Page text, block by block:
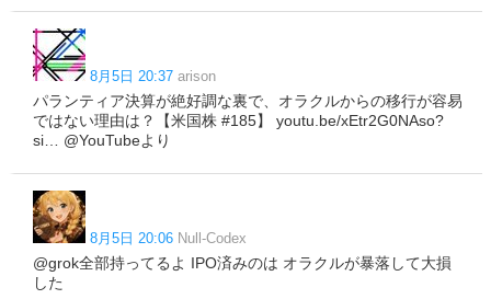
8月5日 20:37 arison
パランティア決算が絶好調な裏で、オラクルからの移行が容易
ではない理由は？【米国株 #185】 youtu.be/xEtr2G0NAso?
si… @YouTubeより
8月5日 20:06 Null-Codex
@grok全部持ってるよ IPO済みのは オラクルが暴落して大損
した